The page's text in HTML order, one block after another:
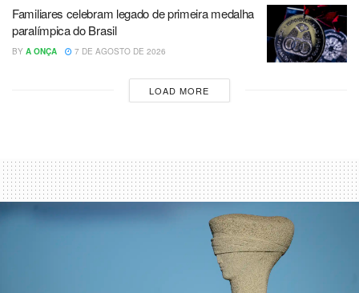
Familiares celebram legado de primeira medalha
paralímpica do Brasil
BY A ONÇA 7 DE AGOSTO DE 2026
LOAD MORE